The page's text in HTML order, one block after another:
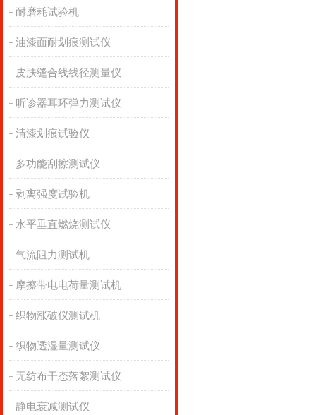
耐磨耗试验机
油漆面耐划痕测试仪
皮肤缝合线线径测量仪
听诊器耳环弹力测试仪
清漆划痕试验仪
多功能刮擦测试仪
剥离强度试验机
水平垂直燃烧测试仪
气流阻力测试机
摩擦带电电荷量测试机
织物涨破仪测试机
织物透湿量测试仪
无纺布干态落絮测试仪
静电衰减测试仪